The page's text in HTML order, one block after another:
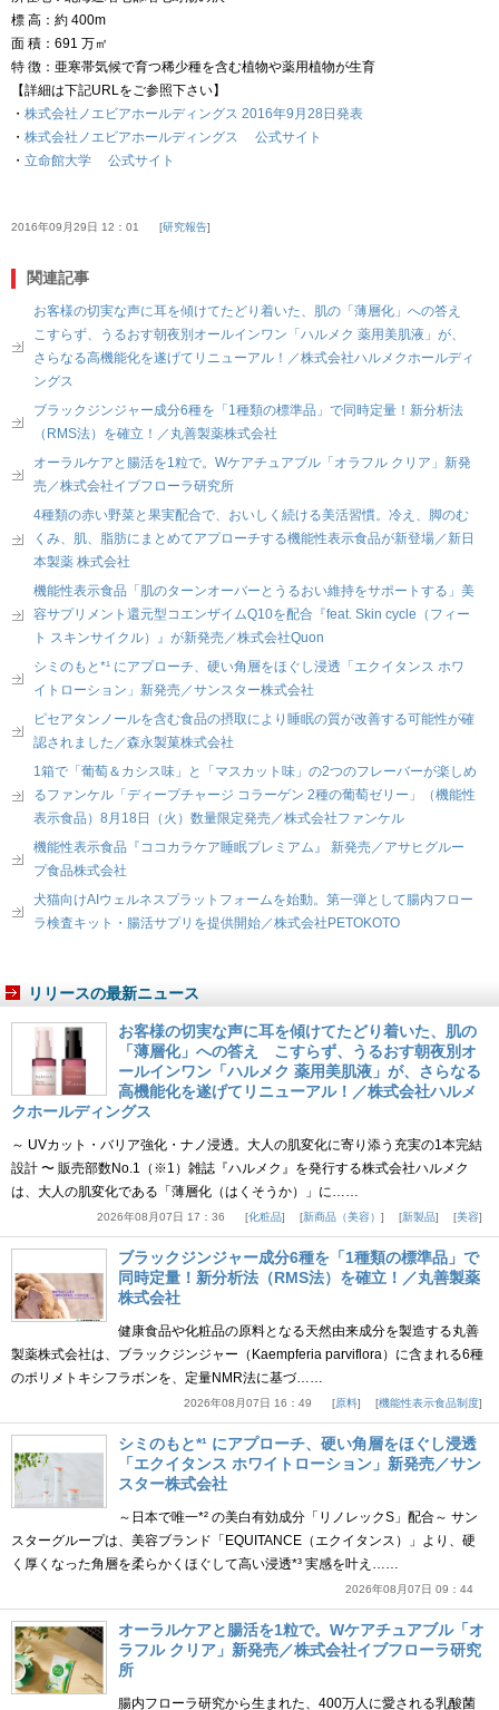
標 高：約 400m
面 積：691 万㎡
特 徴：亜寒帯気候で育つ稀少種を含む植物や薬用植物が生育
【詳細は下記URLをご参照下さい】
・ 株式会社ノエビアホールディングス 2016年9月28日発表
・ 株式会社ノエビアホールディングス 公式サイト
・ 立命館大学 公式サイト
2016年09月29日 12：01 研究報告
関連記事
お客様の切実な声に耳を傾けてたどり着いた、肌の「薄層化」への答え
こすらず、うるおす朝夜別オールインワン「ハルメク 薬用美肌液」が、
さらなる高機能化を遂げてリニューアル！／株式会社ハルメクホールディ
ングス
ブラックジンジャー成分6種を「1種類の標準品」で同時定量！新分析法
（RMS法）を確立！／丸善製薬株式会社
オーラルケアと腸活を1粒で。Wケアチュアブル「オラフル クリア」新発
売／株式会社イブフローラ研究所
4種類の赤い野菜と果実配合で、おいしく続ける美活習慣。冷え、脚のむ
くみ、肌、脂肪にまとめてアプローチする機能性表示食品が新登場／新日
本製薬 株式会社
機能性表示食品「肌のターンオーバーとうるおい維持をサポートする」美
容サプリメント還元型コエンザイムQ10を配合『feat. Skin cycle（フィー
ト スキンサイクル）』が新発売／株式会社Quon
シミのもと*¹ にアプローチ、硬い角層をほぐし浸透「エクイタンス ホワ
イトローション」新発売／サンスター株式会社
ピセアタンノールを含む食品の摂取により睡眠の質が改善する可能性が確
認されました／森永製菓株式会社
1箱で「葡萄＆カシス味」と「マスカット味」の2つのフレーバーが楽しめ
るファンケル「ディープチャージ コラーゲン 2種の葡萄ゼリー」（機能性
表示食品）8月18日（火）数量限定発売／株式会社ファンケル
機能性表示食品『ココカラケア睡眠プレミアム』 新発売／アサヒグルー
プ食品株式会社
犬猫向けAIウェルネスプラットフォームを始動。第一弾として腸内フロー
ラ検査キット・腸活サプリを提供開始／株式会社PETOKOTO
リリースの最新ニュース
お客様の切実な声に耳を傾けてたどり着いた、肌の
「薄層化」への答え こすらず、うるおす朝夜別オ
ールインワン「ハルメク 薬用美肌液」が、さらなる
高機能化を遂げてリニューアル！／株式会社ハルメ
クホールディングス
～ UVカット・バリア強化・ナノ浸透。大人の肌変化に寄り添う充実の1本完結
設計 〜 販売部数No.1（※1）雑誌『ハルメク』を発行する株式会社ハルメク
は、大人の肌変化である「薄層化（はくそうか）」に……
2026年08月07日 17：36 化粧品 新商品（美容） 新製品 美容
ブラックジンジャー成分6種を「1種類の標準品」で
同時定量！新分析法（RMS法）を確立！／丸善製薬
株式会社
健康食品や化粧品の原料となる天然由来成分を製造する丸善
製薬株式会社は、ブラックジンジャー（Kaempferia parviflora）に含まれる6種
のポリメトキシフラボンを、定量NMR法に基づ……
2026年08月07日 16：49 原料 機能性表示食品制度
シミのもと*¹ にアプローチ、硬い角層をほぐし浸透
「エクイタンス ホワイトローション」新発売／サン
スター株式会社
～日本で唯一*² の美白有効成分「リノレックS」配合～ サン
スターグループは、美容ブランド「EQUITANCE（エクイタンス）」より、硬
く厚くなった角層を柔らかくほぐして高い浸透*³ 実感を叶え……
2026年08月07日 09：44
オーラルケアと腸活を1粒で。Wケアチュアブル「オ
ラフル クリア」新発売／株式会社イブフローラ研究
所
腸内フローラ研究から生まれた、400万人に愛される乳酸菌